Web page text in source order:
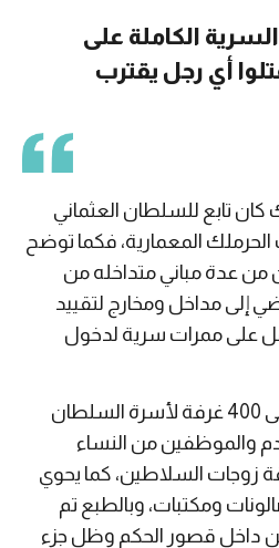
الكاملة على
أي رجل يقترب
تابع للسلطان العثماني
المعمارية، فكما توضح
من عدة مباني متداخله من
إلى مداخل ومخارج لتقييد
على ممرات سرية لدخول
ويحوي الحرملك ما يزيد على 400 غرفة لأسرة السلطان
والموظفين من النساء
زوجات السلاطين، كما يحوي
ومكتبات، وبالطبع تم
داخل قصور الحكم وظل جزء